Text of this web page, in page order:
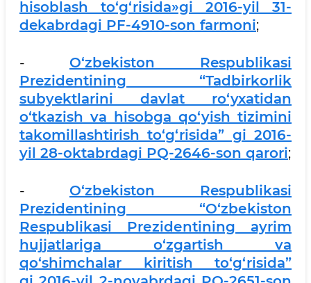
hisoblash to‘g‘risida»gi 2016-yil 31-
dekabrdagi PF-4910-son farmoni;
- O‘zbekiston Respublikasi
Prezidentining “Tadbirkorlik
subyektlarini davlat ro‘yxatidan
o‘tkazish va hisobga qo‘yish tizimini
takomillashtirish to‘g‘risida” gi 2016-
yil 28-oktabrdagi PQ-2646-son qarori;
- O‘zbekiston Respublikasi
Prezidentining “O‘zbеkiston
Rеspublikasi Prеzidеntining ayrim
hujjatlariga o‘zgartish va
qo‘shimchalar kiritish to‘g‘risida”